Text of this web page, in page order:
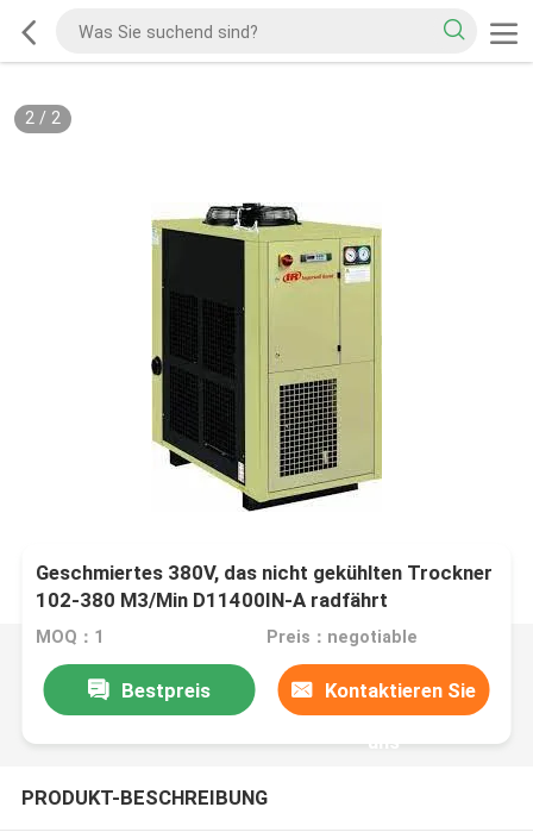
2/ 2
Geschmiertes 380V, das nicht gekühlten Trockner
102-380 M3/Min D11400IN-A radfährt
MOQ：1 Preis：negotiable
Bestpreis Kontaktieren Sie
uns
PRODUKT-BESCHREIBUNG